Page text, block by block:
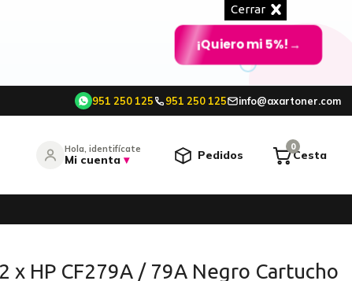
Cerrar
¡Quiero mi 5%! →
951 250 125 951 250 125 info@axartoner.com
Hola, identifícate
Mi cuenta ▾ Pedidos
0
Cesta
x HP CF279A / 79A Negro Cartucho